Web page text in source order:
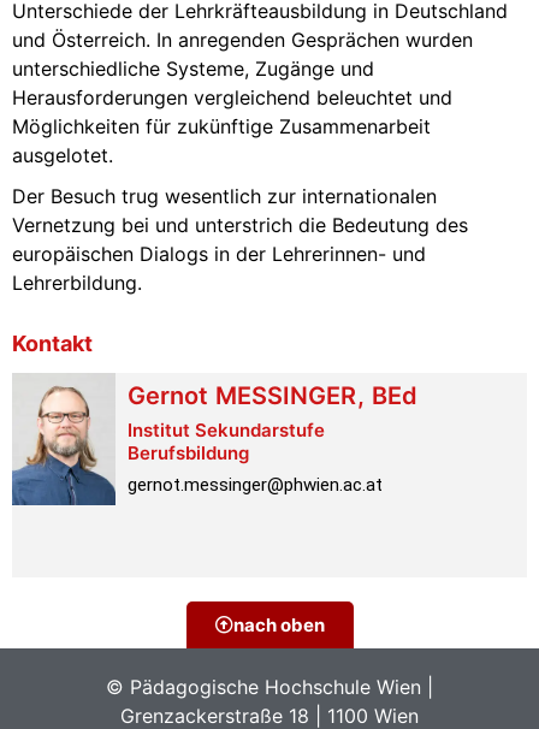
Unterschiede der Lehrkräfteausbildung in Deutschland
und Österreich. In anregenden Gesprächen wurden
unterschiedliche Systeme, Zugänge und
Herausforderungen vergleichend beleuchtet und
Möglichkeiten für zukünftige Zusammenarbeit
ausgelotet.
Der Besuch trug wesentlich zur internationalen
Vernetzung bei und unterstrich die Bedeutung des
europäischen Dialogs in der Lehrerinnen- und
Lehrerbildung.
Kontakt
Gernot MESSINGER, BEd
Institut Sekundarstufe
Berufsbildung
gernot.messinger@phwien.ac.at
nach oben
© Pädagogische Hochschule Wien |
Grenzackerstraße 18 | 1100 Wien